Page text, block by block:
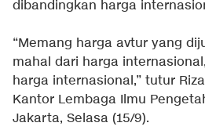
dibandingkan harga
“Memang harga avtur yang
mahal dari harga
harga internasional,” tutur
Kantor Lembaga Ilmu
Jakarta, Selasa (15/9).